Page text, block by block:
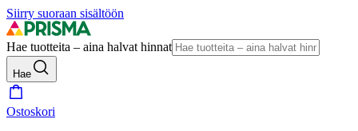
Siirry suoraan sisältöön
Hae tuotteita – aina halvat hinnat
Hae
Ostoskori